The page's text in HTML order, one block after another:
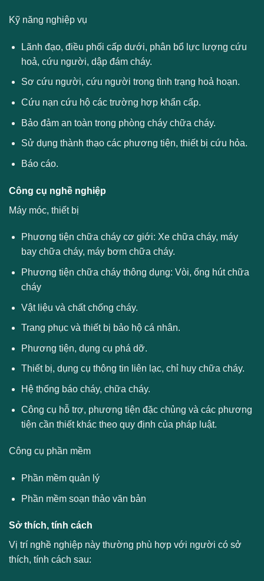
Kỹ năng nghiệp vụ
Lãnh đạo, điều phối cấp dưới, phân bổ lực lượng cứu
hoả, cứu người, dập đám cháy.
Sơ cứu người, cứu người trong tình trạng hoả hoạn.
Cứu nạn cứu hộ các trường hợp khẩn cấp.
Bảo đảm an toàn trong phòng cháy chữa cháy.
Sử dụng thành thạo các phương tiện, thiết bị cứu hỏa.
Báo cáo.
Công cụ nghề nghiệp
Máy móc, thiết bị
Phương tiện chữa cháy cơ giới: Xe chữa cháy, máy
bay chữa cháy, máy bơm chữa cháy.
Phương tiện chữa cháy thông dụng: Vòi, ống hút chữa
cháy
Vật liệu và chất chống cháy.
Trang phục và thiết bị bảo hộ cá nhân.
Phương tiện, dụng cụ phá dỡ.
Thiết bị, dụng cụ thông tin liên lạc, chỉ huy chữa cháy.
Hệ thống báo cháy, chữa cháy.
Công cụ hỗ trợ, phương tiện đặc chủng và các phương
tiện cần thiết khác theo quy định của pháp luật.
Công cụ phần mềm
Phần mềm quản lý
Phần mềm soạn thảo văn bản
Sở thích, tính cách
Vị trí nghề nghiệp này thường phù hợp với người có sở
thích, tính cách sau: